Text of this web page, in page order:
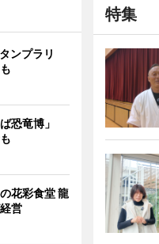
特集
ンプラリ
恐竜博」
花彩食堂 龍
営